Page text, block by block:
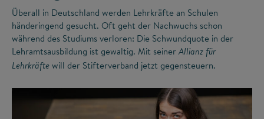
Überall in Deutschland werden Lehrkräfte an Schulen
händeringend gesucht. Oft geht der Nachwuchs schon
während des Studiums verloren: Die Schwundquote in der
Lehramtsausbildung ist gewaltig. Mit seiner Allianz für
Lehrkräfte will der Stifterverband jetzt gegensteuern.